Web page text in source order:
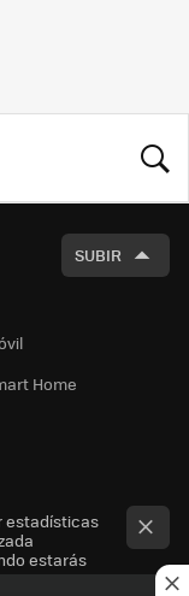
SUBIR
Home
estadísticas
estarás